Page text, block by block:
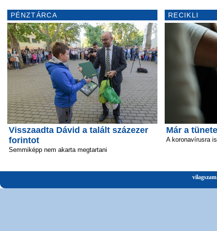
PÉNZTÁRCA
Visszaadta Dávid a talált százezer
forintot
Semmiképp nem akarta megtartani
RECIKLI
Már a
A koronavírusra